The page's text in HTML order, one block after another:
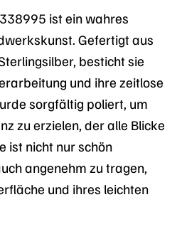
ist ein wahres
Gefertigt aus
besticht sie
und ihre zeitlose
sorgfältig poliert, um
zu erzielen, der alle Blicke
ist nicht nur schön
angenehm zu tragen,
und ihres leichten